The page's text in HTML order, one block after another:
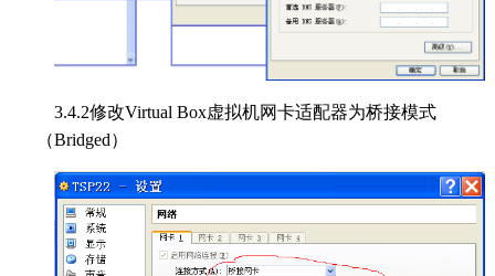
3.4.2修改Virtual Box虚拟机网卡适配器为桥接模式
（Bridged）